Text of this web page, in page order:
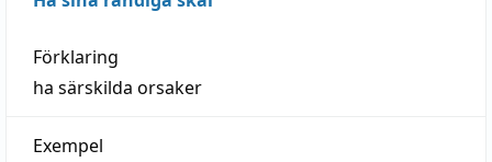
Förklaring
ha särskilda orsaker
Exempel